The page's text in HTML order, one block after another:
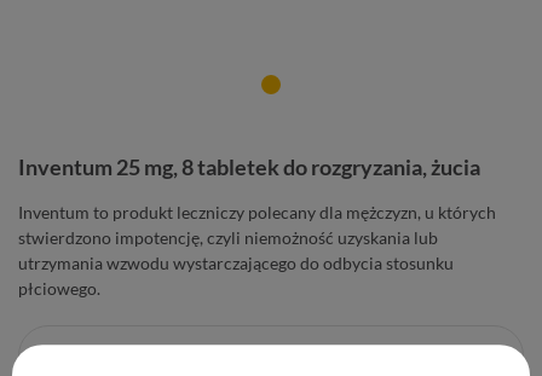
Inventum 25 mg, 8 tabletek do rozgryzania, żucia
Inventum to produkt leczniczy polecany dla mężczyzn, u których
stwierdzono impotencję, czyli niemożność uzyskania lub
utrzymania wzwodu wystarczającego do odbycia stosunku
płciowego.